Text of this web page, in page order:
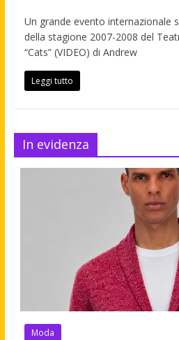
Un grande evento internazionale
della stagione 2007-2008 del
“Cats” (VIDEO) di Andrew
Leggi tutto
In evidenza
Moda